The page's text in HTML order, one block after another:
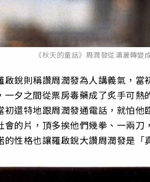
《秋天的童話》周潤發從瀟灑轉變
啟銳則稱讚周潤發為人講義氣，
一夕之間從票房毒藥成了炙手可
初還特地跟周潤發通電話，就怕
會的片，頂多挨他們幾拳、一兩
的性格也讓羅啟銳大讚周潤發是「